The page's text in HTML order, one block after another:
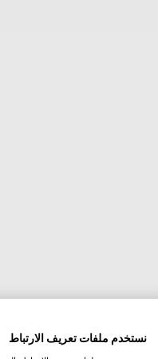
نستخدم ملفات تعريف الارتباط